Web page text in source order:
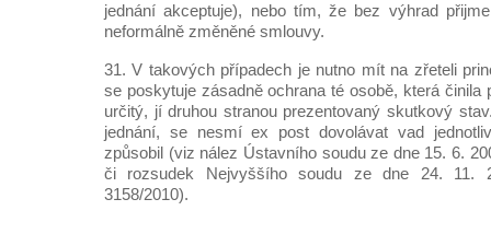
jednání akceptuje), nebo tím, že bez výhrad
neformálně změněné smlouvy.
31. V takových případech je nutno mít na zřeteli
se poskytuje zásadně ochrana té osobě, která činila
určitý, jí druhou stranou prezentovaný skutkový
jednání, se nesmí ex post dovolávat vad
způsobil (viz nález Ústavního soudu ze dne 15. 6.
či rozsudek Nejvyššího soudu ze dne 24. 11.
3158/2010).